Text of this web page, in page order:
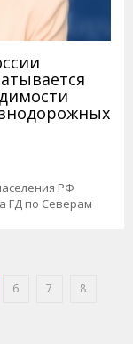
РФ
ГД по Северам
6 7
8